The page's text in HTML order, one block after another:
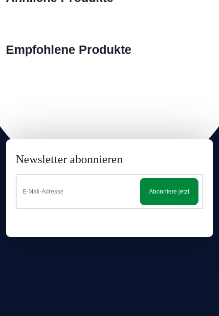
Empfohlene Produkte
Newsletter abonnieren
Abonniere jetzt